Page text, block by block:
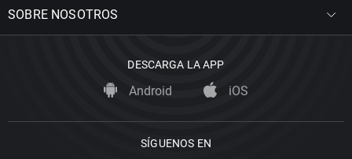
SOBRE NOSOTROS
DESCARGA LA APP
Android iOS
SÍGUENOS EN